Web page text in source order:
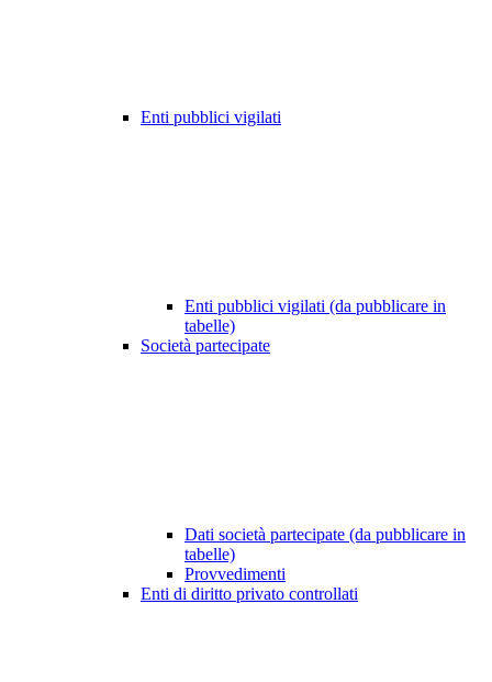
Enti pubblici vigilati
Enti pubblici vigilati (da pubblicare in
tabelle)
Società partecipate
Dati società partecipate (da pubblicare in
tabelle)
Provvedimenti
Enti di diritto privato controllati